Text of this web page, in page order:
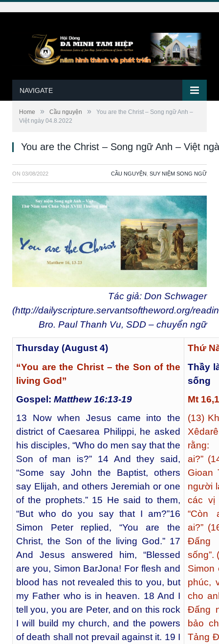
NAVIGATE
Home » Cầu nguyện »
You are the Christ – Song ngữ Anh –
Việt ngày 04.8.2022
You are the Christ – Song ngữ Anh – Việt
ON 03/08/2022 CẦU NGUYỆN SUY NIỆM SONG NGỮ
Tác giả: Don Schwager
(http://dailyscripture.servantsoftheword.org/
Bro. Paul Thanh Vu, SDD – chuyển ngữ
Thursday (August 4)
“You are the Christ – the Son of the
living God”
Gospel: Matthew 16:13-19
13 Now when Jesus came into the
district of Caesarea Philippi, he asked
his disciples, “Who do men say that the
Son of man is?” 14 And they said,
“Some say John the Baptist, others
say Elijah, and others Jeremiah or one
of the prophets.” 15 He said to them,
“But who do you say that I am?”16
Simon Peter replied, “You are the
Christ, the Son of the living God.” 17
And Jesus answered him, “Blessed
are you, Simon BarJona! For flesh and
blood has not revealed this to you, but
my Father who is in heaven. 18 And I
tell you, you are Peter, and on this rock
I will build my church, and the powers
of death shall not prevail against it. 19 I
Thứ
Thầy
sống
Mt
(13)
ai?”
Gioan
người
các vị
“Còn
ai?”
Ðấng
sống”.
Simon
phúc,
cho
Ðấng
bảo
Tảng